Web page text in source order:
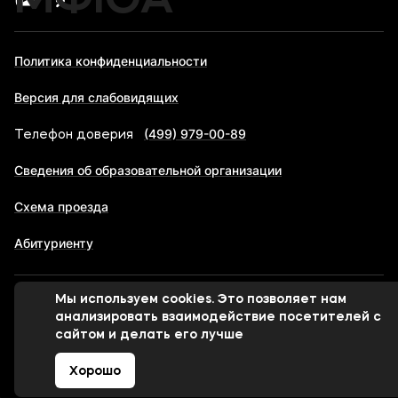
Политика конфиденциальности
Версия для слабовидящих
Телефон доверия (499) 979-00-89
Сведения об образовательной организации
Схема проезда
Абитуриенту
© 1998-2026 Московский финансово-юридический
университет МФЮА
Сделано в
Мы используем cookies. Это позволяет нам
анализировать взаимодействие посетителей с
сайтом и делать его лучше
Хорошо